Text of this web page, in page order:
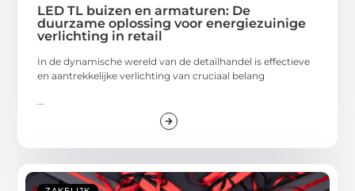
LED TL buizen en armaturen: De
duurzame oplossing voor energiezuinige
verlichting in retail
In de dynamische wereld van de detailhandel is effectieve
en aantrekkelijke verlichting van cruciaal belang